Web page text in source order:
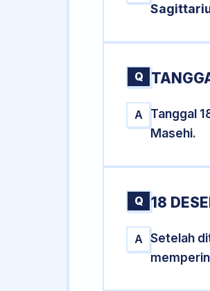
Q
A Tanggal
Masehi.
Q 18
A Setelah